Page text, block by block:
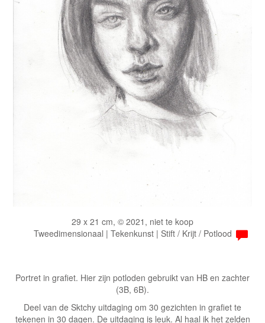
29 x 21 cm, © 2021, niet te koop
Tweedimensionaal | Tekenkunst | Stift / Krijt / Potlood
Portret in grafiet. Hier zijn potloden gebruikt van HB en zachter
(3B, 6B).
Deel van de Sktchy uitdaging om 30 gezichten in grafiet te
tekenen in 30 dagen. De uitdaging is leuk. Al haal ik het zelden